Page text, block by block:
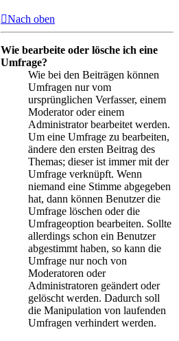
Nach oben
Wie bearbeite oder lösche ich eine
Umfrage?
Wie bei den Beiträgen können
Umfragen nur vom
ursprünglichen Verfasser, einem
Moderator oder einem
Administrator bearbeitet werden.
Um eine Umfrage zu bearbeiten,
ändere den ersten Beitrag des
Themas; dieser ist immer mit der
Umfrage verknüpft. Wenn
niemand eine Stimme abgegeben
hat, dann können Benutzer die
Umfrage löschen oder die
Umfrageoption bearbeiten. Sollte
allerdings schon ein Benutzer
abgestimmt haben, so kann die
Umfrage nur noch von
Moderatoren oder
Administratoren geändert oder
gelöscht werden. Dadurch soll
die Manipulation von laufenden
Umfragen verhindert werden.